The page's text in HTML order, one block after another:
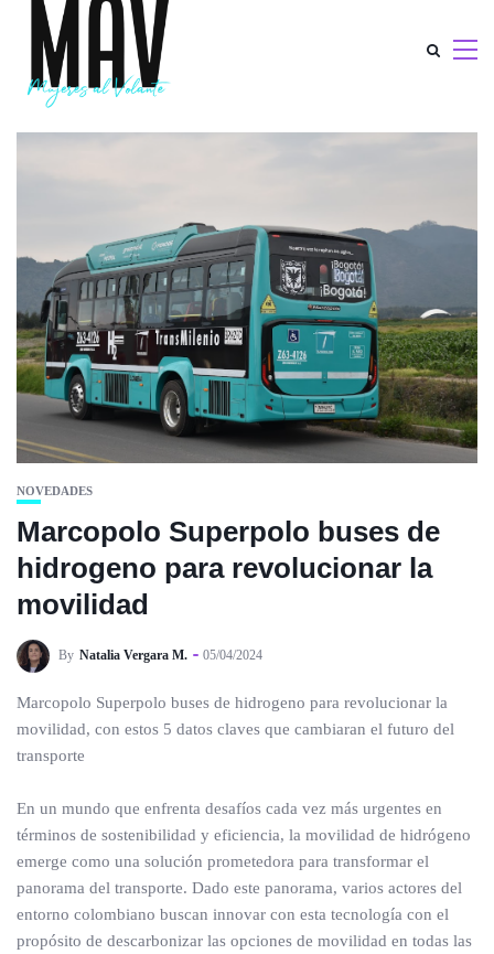
NOVEDADES
Marcopolo Superpolo buses de
hidrogeno para revolucionar la
movilidad
By Natalia Vergara M. 05/04/2024
Marcopolo Superpolo buses de hidrogeno para revolucionar la
movilidad, con estos 5 datos claves que cambiaran el futuro del
transporte
En un mundo que enfrenta desafíos cada vez más urgentes en
términos de sostenibilidad y eficiencia, la movilidad de hidrógeno
emerge como una solución prometedora para transformar el
panorama del transporte. Dado este panorama, varios actores del
entorno colombiano buscan innovar con esta tecnología con el
propósito de descarbonizar las opciones de movilidad en todas las